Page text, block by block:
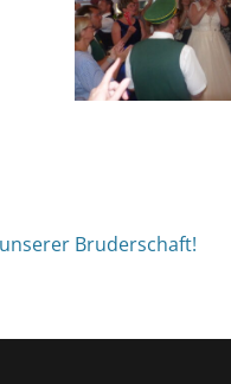
Bruderschaft!